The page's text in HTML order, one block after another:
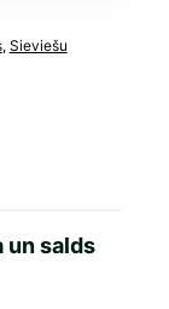
, Sieviešu
un salds